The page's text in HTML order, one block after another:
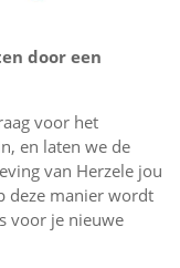
door een
voor het
en laten we de
van Herzele jou
deze manier wordt
voor je nieuwe